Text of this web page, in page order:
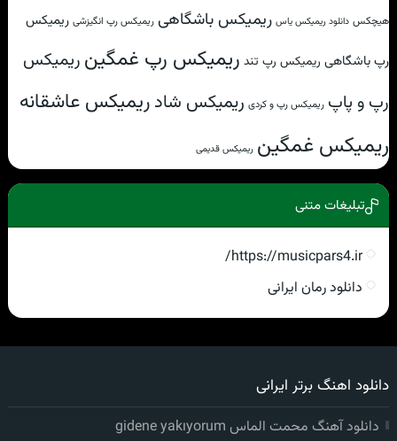
هیچکس دانلود ریمیکس یاس ریمیکس باشگاهی ریمیکس رپ انگیزشی ریمیکس
رپ باشگاهی ریمیکس رپ تند ریمیکس رپ غمگین ریمیکس
رپ و پاپ ریمیکس رپ و کردی ریمیکس شادریمیکس عاشقانه
ریمیکس غمگین ریمیکس قدیمی
تبلیغات متنی
https://musicpars4.ir/
دانلود رمان ایرانی
دانلود اهنگ برتر ایرانی
دانلود آهنگ محمت الماس gidene yakıyorum